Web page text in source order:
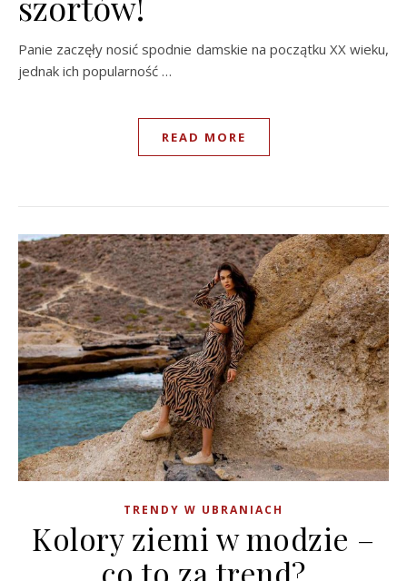
Panie zaczęły nosić spodnie damskie na początku XX wieku,
jednak ich popularność …
READ MORE
TRENDY W UBRANIACH
Kolory ziemi w modzie –
co to za trend?